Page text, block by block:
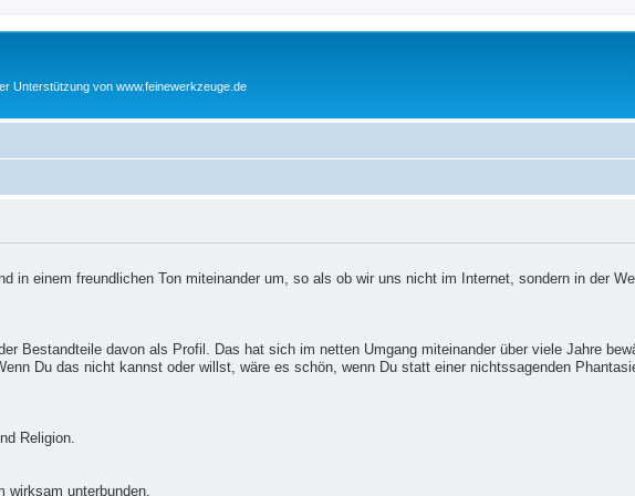
Unterstützung von www.feinewerkzeuge.de
in einem freundlichen Ton miteinander um, so als ob wir uns nicht im Internet, sondern in der
Bestandteile davon als Profil. Das hat sich im netten Umgang miteinander über viele Jahre
Du das nicht kannst oder willst, wäre es schön, wenn Du statt einer nichtssagenden
Religion.
wirksam unterbunden.